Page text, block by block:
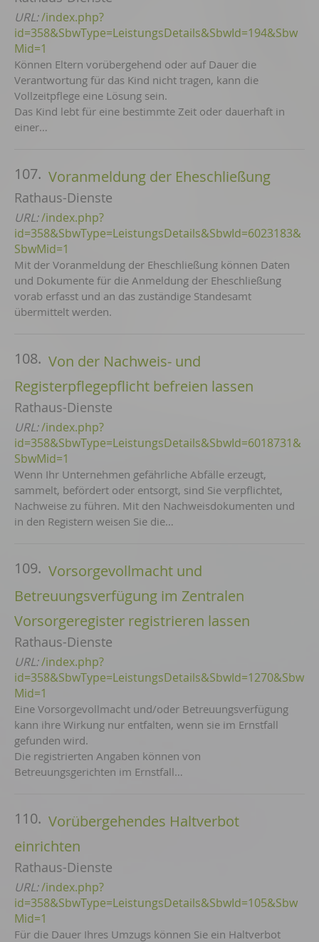
URL:/index.php?
id=358&SbwType=LeistungsDetails&SbwId=194&Sbw
Mid=1
Können Eltern vorübergehend oder auf Dauer die
Verantwortung für das Kind nicht tragen, kann die
Vollzeitpflege eine Lösung sein.
Das Kind lebt für eine be­stimm­te Zeit oder dauerhaft in
einer…
107. Voranmeldung der Eheschließung
Rathaus-Dienste
URL:/index.php?
id=358&SbwType=LeistungsDetails&SbwId=6023183&
SbwMid=1
Mit der Voranmeldung der Eheschließung können Daten
und Dokumente für die Anmeldung der Eheschließung
vorab erfasst und an das zuständige Standesamt
übermittelt werden.
108. Von der Nachweis- und
Registerpflegepflicht befreien lassen
Rathaus-Dienste
URL:/index.php?
id=358&SbwType=LeistungsDetails&SbwId=6018731&
SbwMid=1
Wenn Ihr Unternehmen gefährliche Abfälle erzeugt,
sammelt, befördert oder entsorgt, sind Sie verpflichtet,
Nachweise zu führen. Mit den Nachweisdokumenten und
in den Registern weisen Sie die…
109. Vorsorgevollmacht und
Betreuungsverfügung im Zentralen
Vorsorgeregister registrieren lassen
Rathaus-Dienste
URL:/index.php?
id=358&SbwType=LeistungsDetails&SbwId=1270&Sbw
Mid=1
Eine Vorsorgevollmacht und/oder Betreuungsverfügung
kann ihre Wirkung nur entfalten, wenn sie im Ernstfall
gefunden wird.
Die registrierten Angaben können von
Betreuungsgerichten im Ernstfall…
110. Vorübergehendes Haltverbot
einrichten
Rathaus-Dienste
URL:/index.php?
id=358&SbwType=LeistungsDetails&SbwId=105&Sbw
Mid=1
Für die Dauer Ihres Umzugs können Sie ein Haltverbot